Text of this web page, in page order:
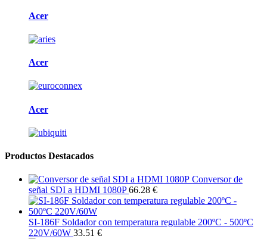
Acer
Acer
Acer
Productos Destacados
Conversor de
señal SDI a HDMI 1080P 66.28 €
SI-186F Soldador con temperatura regulable 200ºC - 500ºC
220V/60W 33.51 €